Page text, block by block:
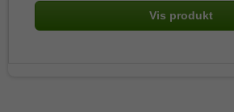
Vis produkt